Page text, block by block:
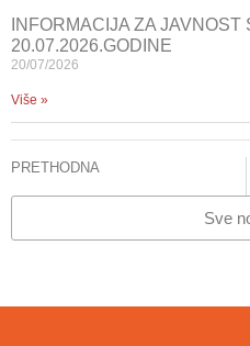
INFORMACIJA ZA
20.07.2026.GODINE
20/07/2026
Više »
PRETHODNA
Sve